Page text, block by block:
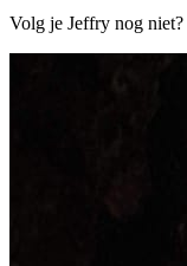
Volg je Jeffry nog